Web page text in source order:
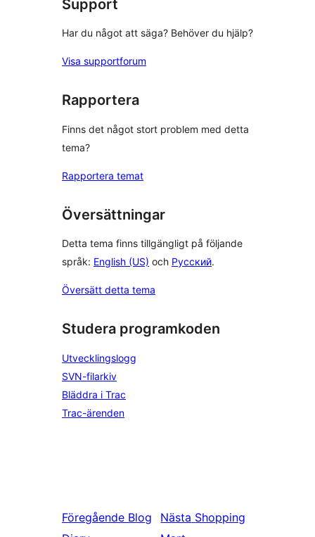
Support
Har du något att säga? Behöver du hjälp?
Visa supportforum
Rapportera
Finns det något stort problem med detta
tema?
Rapportera temat
Översättningar
Detta tema finns tillgängligt på följande
språk: English (US) och Русский.
Översätt detta tema
Studera programkoden
Utvecklingslogg
SVN-filarkiv
Bläddra i Trac
Trac-ärenden
Föregående Blog
Nästa Shopping